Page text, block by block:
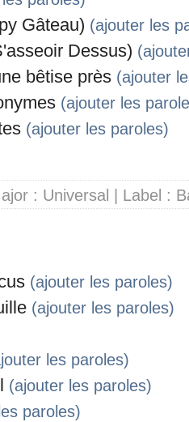
Gâteau) (ajouter les
Dessus)
bêtise près (ajouter
(ajouter les
(ajouter les paroles)
: Universal | Label :
(ajouter les paroles)
(ajouter les paroles)
les paroles)
(ajouter les paroles)
paroles)